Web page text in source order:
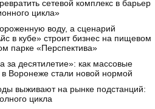
сетевой комплекс в барьер
цикла»
воду, а сценарий
в кубе» строит бизнес на пищевом
парке «Перспектива»
десятилетие»: как массовые
в Воронеже стали новой нормой
выживают на рынке подстанций:
цикла